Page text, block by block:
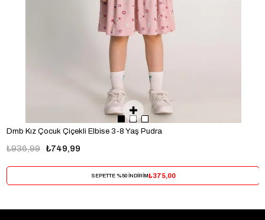
Dmb Kız Çocuk Çiçekli Elbise 3-8 Yaş Pudra
₺749,99
₺936,99
SEPETTE %50 İNDİRİM₺375,00